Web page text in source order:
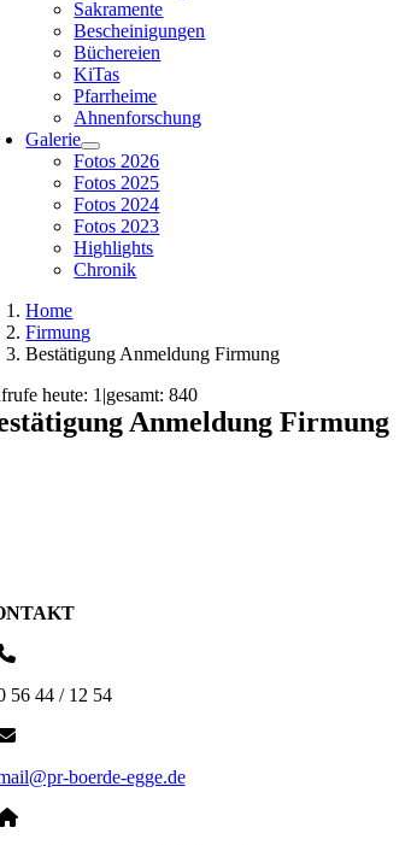
Sakramente
Bescheinigungen
Büchereien
KiTas
Pfarrheime
Ahnenforschung
Galerie
Fotos 2026
Fotos 2025
Fotos 2024
Fotos 2023
Highlights
Chronik
Home
Firmung
Bestätigung Anmeldung Firmung
heute: 1 |gesamt: 840
Anmeldung Firmung
56 44 / 12 54
boerde-egge.de